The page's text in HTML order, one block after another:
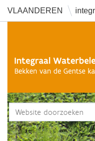
VLAANDEREN
Zoek
Geavanceerd zoeken...